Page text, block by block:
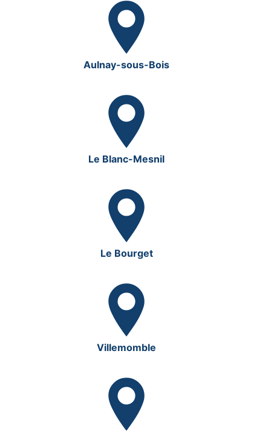
Aulnay-sous-Bois
Le Blanc-Mesnil
Le Bourget
Villemomble